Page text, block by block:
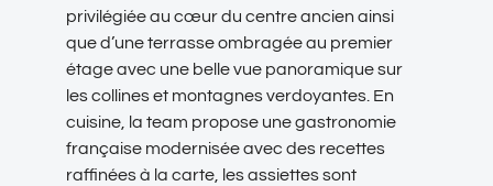
privilégiée au cœur du centre ancien ainsi
que d’une terrasse ombragée au premier
étage avec une belle vue panoramique sur
les collines et montagnes verdoyantes. En
cuisine, la team propose une gastronomie
française modernisée avec des recettes
raffinées à la carte, les assiettes sont